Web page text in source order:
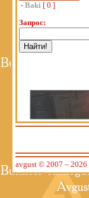
- Baki [ 0 ]
Запрос:
avgust © 2007 – 2026